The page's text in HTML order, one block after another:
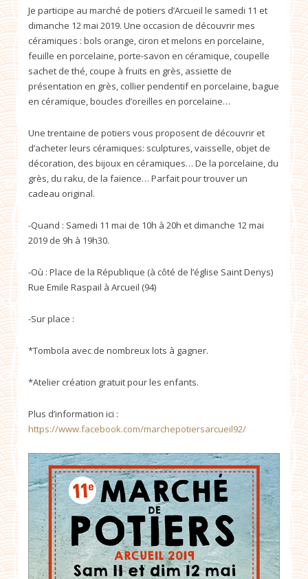
Je participe au marché de potiers d’Arcueil le samedi 11 et
dimanche 12 mai 2019. Une occasion de découvrir mes
céramiques : bols orange, ciron et melons en porcelaine,
feuille en porcelaine, porte-savon en céramique, coupelle
sachet de thé, coupe à fruits en grès, assiette de
présentation en grès, collier pendentif en porcelaine, bague
en céramique, boucles d’oreilles en porcelaine…
Une trentaine de potiers vous proposent de découvrir et
d’acheter leurs céramiques: sculptures, vaisselle, objet de
décoration, des bijoux en céramiques… De la porcelaine, du
grès, du raku, de la faïence… Parfait pour trouver un
cadeau original.
-Quand : Samedi 11 mai de 10h à 20h et dimanche 12 mai
2019 de 9h à 19h30.
-Où : Place de la République (à côté de l’église Saint Denys)
Rue Emile Raspail à Arcueil (94)
-Sur place :
*Tombola avec de nombreux lots à gagner.
*Atelier création gratuit pour les enfants.
Plus d’information ici :
https://www.facebook.com/marchepotiersarcueil92/